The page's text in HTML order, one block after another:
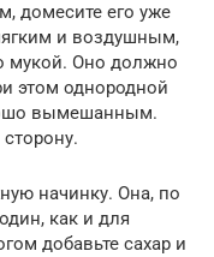
домесите его уже
и воздушным,
мукой. Оно должно
этом однородной
вымешанным.
начинку. Она, по
как и для
добавьте сахар и